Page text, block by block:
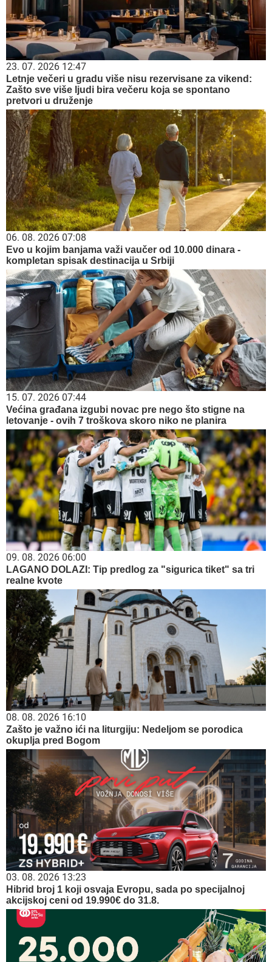
23. 07. 2026 12:47
Letnje večeri u gradu više nisu rezervisane za vikend:
Zašto sve više ljudi bira večeru koja se spontano
pretvori u druženje
06. 08. 2026 07:08
Evo u kojim banjama važi vaučer od 10.000 dinara -
kompletan spisak destinacija u Srbiji
15. 07. 2026 07:44
Većina građana izgubi novac pre nego što stigne na
letovanje - ovih 7 troškova skoro niko ne planira
09. 08. 2026 06:00
LAGANO DOLAZI: Tip predlog za "sigurica tiket" sa tri
realne kvote
08. 08. 2026 16:10
Zašto je važno ići na liturgiju: Nedeljom se porodica
okuplja pred Bogom
03. 08. 2026 13:23
Hibrid broj 1 koji osvaja Evropu, sada po specijalnoj
akcijskoj ceni od 19.990€ do 31.8.